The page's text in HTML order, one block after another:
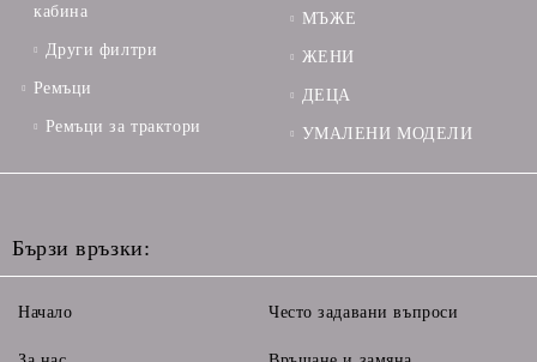
кабина
Други филтри
Ремъци
Ремъци за трактори
МЪЖЕ
ЖЕНИ
ДЕЦА
УМАЛЕНИ МОДЕЛИ
Бързи връзки:
Начало Често задавани въпроси